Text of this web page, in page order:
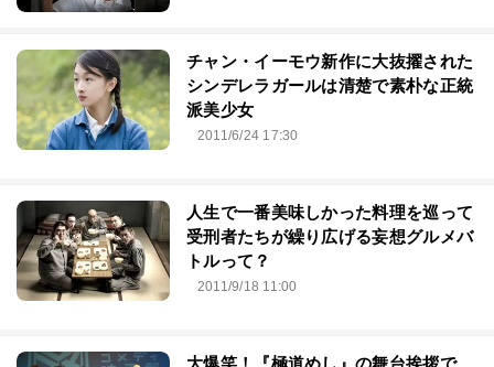
チャン・イーモウ新作に大抜擢された
シンデレラガールは清楚で素朴な正統
派美少女
2011/6/24 17:30
人生で一番美味しかった料理を巡って
受刑者たちが繰り広げる妄想グルメバ
トルって？
2011/9/18 11:00